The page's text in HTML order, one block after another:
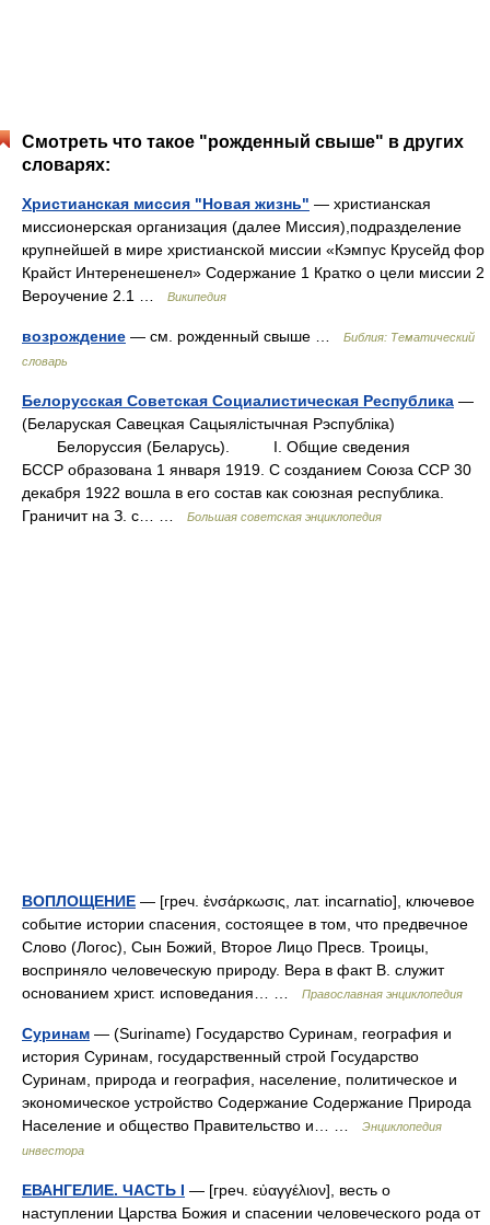
Смотреть что такое "рожденный свыше" в других
словарях:
Христианская миссия "Новая жизнь" — христианская
миссионерская организация (далее Миссия),подразделение
крупнейшей в мире христианской миссии «Кэмпус Крусейд фор
Крайст Интеренешенел» Содержание 1 Кратко о цели миссии 2
Вероучение 2.1 …
Википедия
возрождение — см. рожденный свыше …
Библия: Тематический
словарь
Белорусская Советская Социалистическая Республика —
(Беларуская Савецкая Сацыялicтычная Рэспублiкa)
Белоруссия (Беларусь). I. Общие сведения
БССР образована 1 января 1919. С созданием Союза ССР 30
декабря 1922 вошла в его состав как союзная республика.
Граничит на З. с… …
Большая советская энциклопедия
ВОПЛОЩЕНИЕ — [греч. ἐνσάρκωσις, лат. incarnatio], ключевое
событие истории спасения, состоящее в том, что предвечное
Слово (Логос), Сын Божий, Второе Лицо Пресв. Троицы,
восприняло человеческую природу. Вера в факт В. служит
основанием христ. исповедания… …
Православная энциклопедия
Суринам — (Suriname) Государство Суринам, география и
история Суринам, государственный строй Государство
Суринам, природа и география, население, политическое и
экономическое устройство Содержание Содержание Природа
Население и общество Правительство и… …
Энциклопедия
инвестора
ЕВАНГЕЛИЕ. ЧАСТЬ I — [греч. εὐαγγέλιον], весть о
наступлении Царства Божия и спасении человеческого рода от